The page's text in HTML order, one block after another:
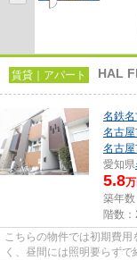
賃貸｜アパート HAL
名鉄
名古
名古
愛知県
5.8
築年数
階数
こちらの物件では初期費
く、昼間には照明要らず